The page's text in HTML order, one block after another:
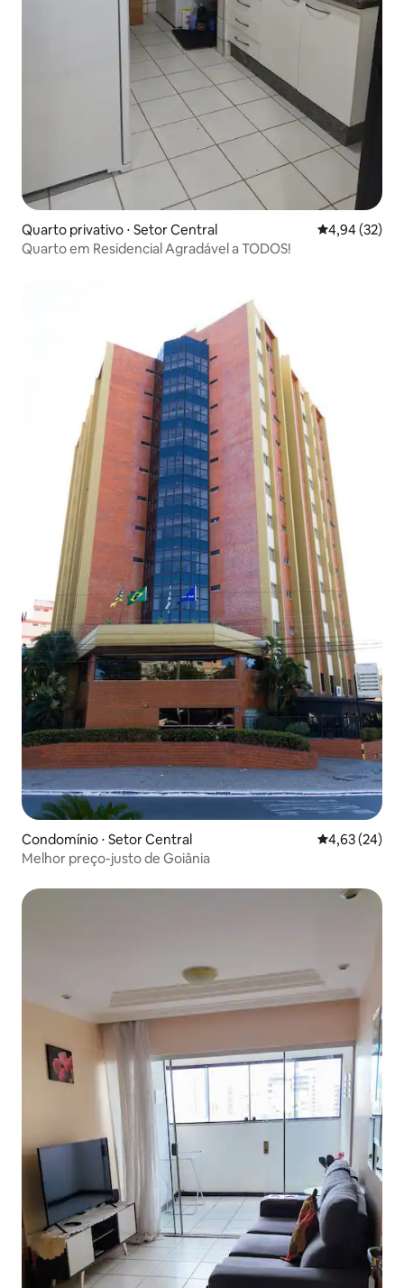
Quarto privativo ⋅ Setor Central 4,94 de uma
4,94 (32)
Quarto em Residencial Agradável a TODOS!
Condomínio ⋅ Setor Central 4,63 de uma
4,63 (24)
Melhor preço-justo de Goiânia